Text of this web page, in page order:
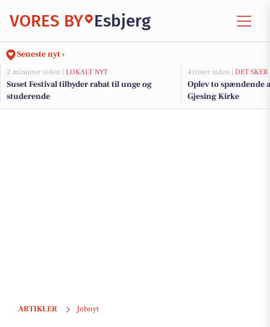
VORES BY Esbjerg
Seneste nyt ›
2 minutter siden | LOKALT NYT
Suset Festival tilbyder rabat til unge og
studerende
4 timer siden | DET SKER
Oplev to spændende
Gjesing Kirke
ARTIKLER Jobnyt
Gør en forskel for udsatte kvinder og børn som socialrådgiver på